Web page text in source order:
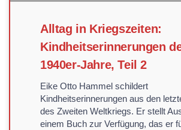
Alltag in Kriegszeiten:
Kindheitserinnerungen
1940er-Jahre, Teil 2
Eike Otto Hammel schildert
Kindheitserinnerungen aus den
des Zweiten Weltkriegs. Er stellt
einem Buch zur Verfügung, das er